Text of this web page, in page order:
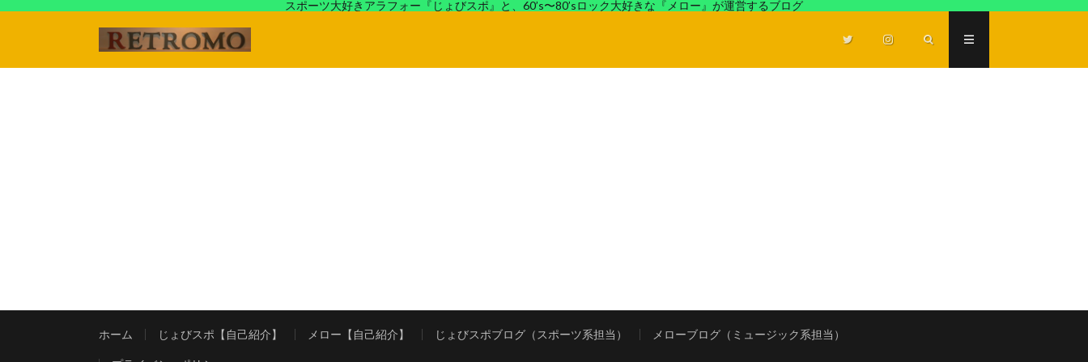
スポーツ大好きアラフォー『じょびスポ』と、60’s〜80’sロック大好きな『メロー』が運営するブログ
ホーム じょびスポ【自己紹介】 メロー【自己紹介】 じょびスポブログ（スポーツ系担当） メローブログ（ミュージック系担当）